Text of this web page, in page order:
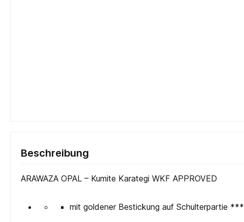
Beschreibung
ARAWAZA OPAL – Kumite Karategi WKF APPROVED
mit goldener Bestickung auf Schulterpartie ***